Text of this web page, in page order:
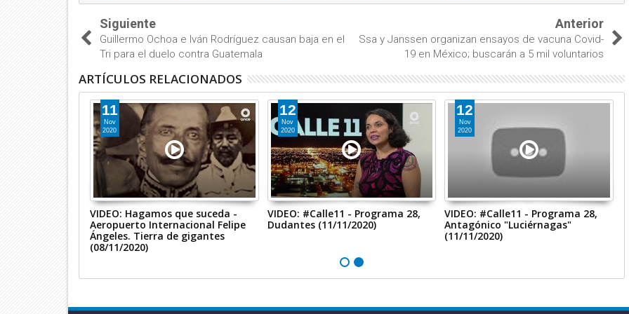
Siguiente
Guillermo Ochoa e Iván Rodríguez causan baja en el
Tri para el duelo contra Guatemala
Anterior
Ssa y Janssen organizan ensayos de vacuna Covid-
19 en México; buscarán a 5 mil voluntarios
ARTÍCULOS RELACIONADOS
11
Nov
2020
VIDEO: Hagamos que suceda -
Aeropuerto Internacional Felipe
Ángeles. Tierra de gigantes
(08/11/2020)
12
Nov
2020
VIDEO: #Calle11 - Programa 28,
Dudantes (11/11/2020)
12
Nov
2020
VIDEO: #Calle11 - Programa 28,
Antagónico "Luciérnagas"
(11/11/2020)